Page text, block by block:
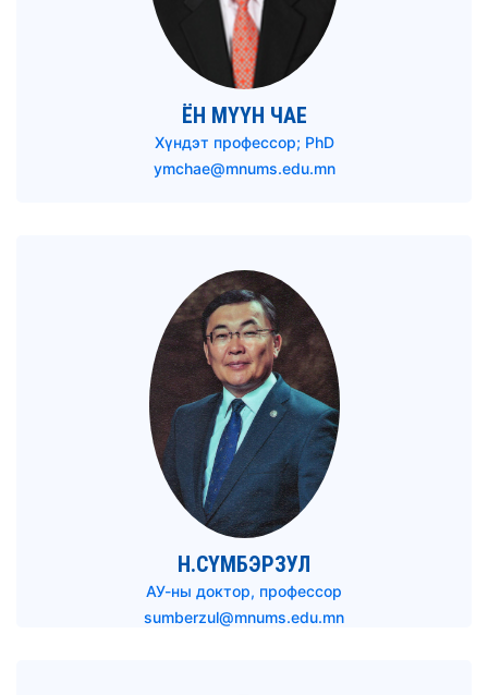
ЁН МҮҮН ЧАЕ
Хүндэт профессор; PhD
ymchae@mnums.edu.mn
Н.СҮМБЭРЗУЛ
АУ-ны доктор, профессор
sumberzul@mnums.edu.mn